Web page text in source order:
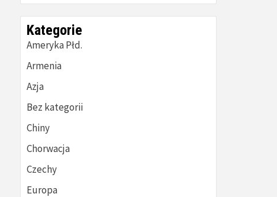
Kategorie
Ameryka Płd.
Armenia
Azja
Bez kategorii
Chiny
Chorwacja
Czechy
Europa